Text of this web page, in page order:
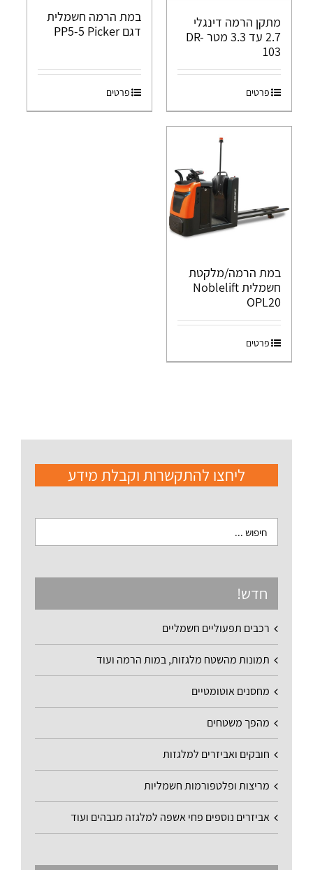
מתקן הרמה דינגלי
2.7 עד 3.3 מטר DR-
103
פרטים
במת הרמה חשמלית
דגם PP5-5 Picker
פרטים
במת הרמה/מלקטת
חשמלית Noblelift
OPL20
פרטים
ליחצו להתקשרות וקבלת מידע
חדש!
רכבים תפעוליים חשמליים
תמונות מהשטח מלגזות, במות הרמה ועוד
מחסנים אוטומטיים
מהפך משטחים
חובקים ואביזרים למלגזות
מריצות ופלטפורמות חשמליות
אביזרים נוספים פחי אשפה למלגזה מגבהים ועוד